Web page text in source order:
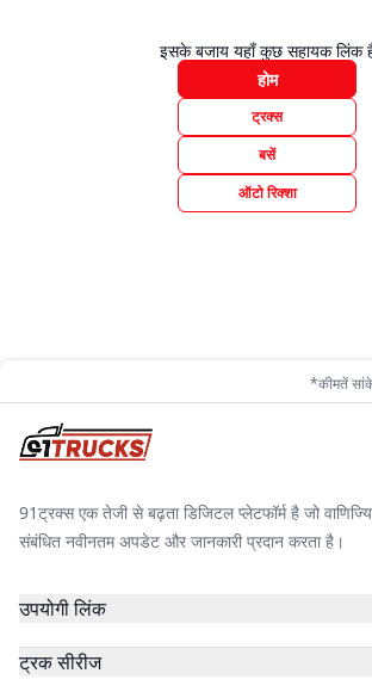
इसके बजाय यहाँ कुछ सहायक लिंक
होम
ट्रक्स
बसें
ऑटो रिक्शा
*कीमतें
91ट्रक्स एक तेजी से बढ़ता डिजिटल प्लेटफॉर्म है जो
संबंधित नवीनतम अपडेट और जानकारी प्रदान करता है।
उपयोगी लिंक
ट्रक सीरीज